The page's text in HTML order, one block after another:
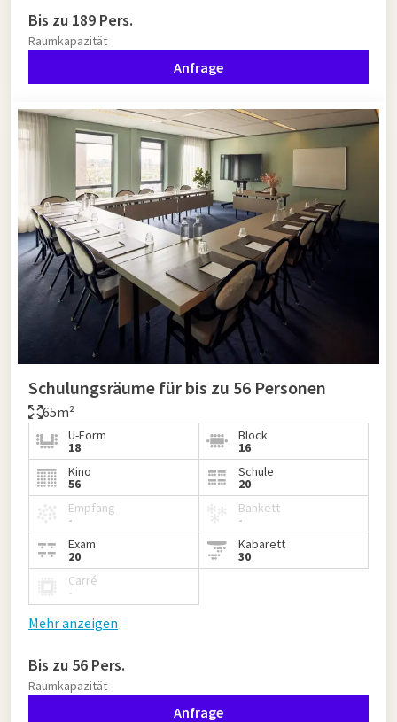
Bis zu 189 Pers.
Raumkapazität
Anfrage
Schulungsräume für bis zu 56 Personen
65m²
U-Form
18
Block
16
Kino
56
Schule
20
Empfang
-
Bankett
-
Exam
20
Kabarett
30
Carré
-
Mehr anzeigen
Bis zu 56 Pers.
Raumkapazität
Anfrage